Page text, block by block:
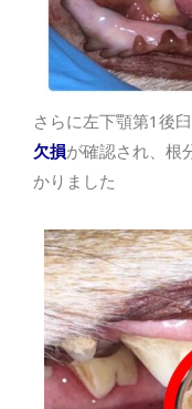
さらに左下顎第1後
欠損が確認され、根
かりました